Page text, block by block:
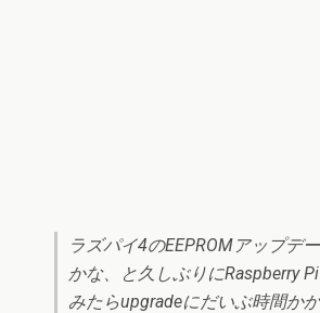
ラズパイ4のEEPROMアップデ
かな、と久しぶりにRaspberry
みたらupgradeにだいぶ時間か